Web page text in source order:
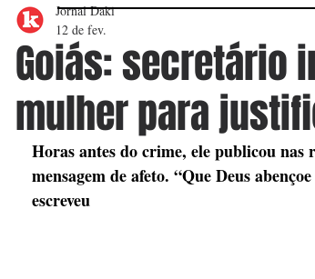
Goiás: secretário
mulher para
Jornal Daki
12 de fev.
Horas antes do crime, ele publicou nas
mensagem de afeto. “Que Deus
escreveu